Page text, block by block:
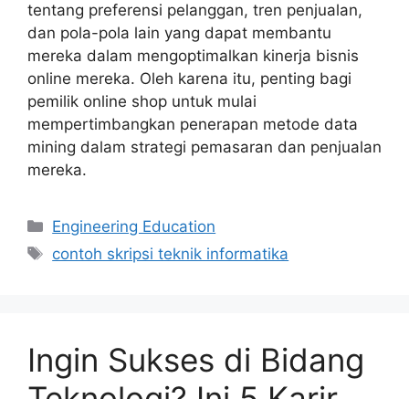
tentang preferensi pelanggan, tren penjualan,
dan pola-pola lain yang dapat membantu
mereka dalam mengoptimalkan kinerja bisnis
online mereka. Oleh karena itu, penting bagi
pemilik online shop untuk mulai
mempertimbangkan penerapan metode data
mining dalam strategi pemasaran dan penjualan
mereka.
Kategori
Engineering Education
Tag
contoh skripsi teknik informatika
Ingin Sukses di Bidang